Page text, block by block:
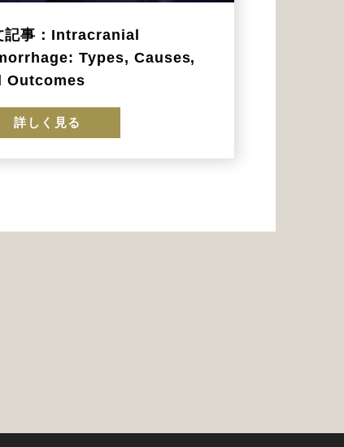
記事：Intracranial
Types, Causes,
Outcomes
詳しく見る